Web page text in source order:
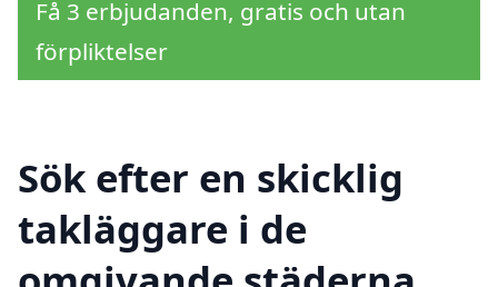
Få 3 erbjudanden, gratis och utan
förpliktelser
Sök efter en skicklig
takläggare i de